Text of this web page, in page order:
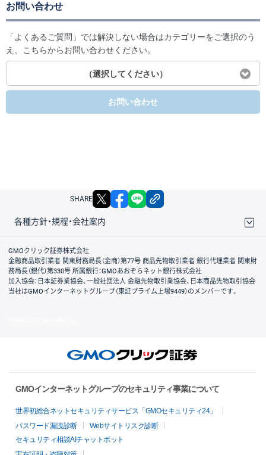
お問い合わせ
「よくあるご質問」では解決しない場合はカテゴリーをご選択のう
え、こちらからお問い合わせください。
（選択してください）
お問い合わせ
SHARE X facebook
各種方針・規程・会社案内
取引規程・約款
サイトマップ
その他のご案内
個人情報保護方針
最良執行方針
サイトのご利用について
ディスクレイマー
信託保全
リスク説明
会社案内
GMOクリック証券株式会社
金融商品取引業者 関東財務局長（金商）第77号 商品先物取引業者 銀行代理業者 関東財
務局長（銀代）第330号 所属銀行：GMOあおぞらネット銀行株式会社
加入協会：日本証券業協会、一般社団法人 金融先物取引業協会、日本商品先物取引協会
当社はGMOインターネットグループ（東証プライム上場9449）のメンバーです。
GMOインターネットグループのセキュリティ事業について
世界初総合ネットセキュリティサービス「GMOセキュリティ24」
パスワード漏洩診断
Webサイトリスク診断
セキュリティ相談AIチャットボット